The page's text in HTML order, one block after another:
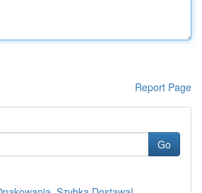
Report Page
Go